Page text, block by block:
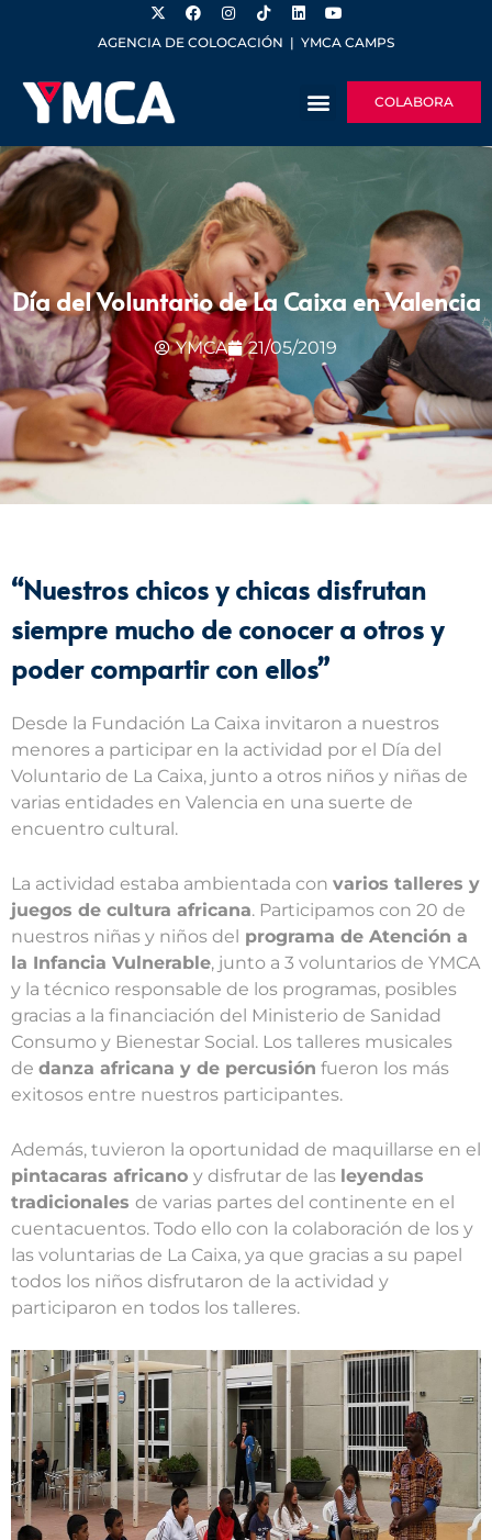
AGENCIA DE COLOCACIÓN | YMCA CAMPS
COLABORA
Día del Voluntario de La Caixa en Valencia
YMCA 21/05/2019
“Nuestros chicos y chicas disfrutan
siempre mucho de conocer a otros y
poder compartir con ellos”
Desde la Fundación La Caixa invitaron a nuestros
menores a participar en la actividad por el Día del
Voluntario de La Caixa, junto a otros niños y niñas de
varias entidades en Valencia en una suerte de
encuentro cultural.
La actividad estaba ambientada con varios talleres y
juegos de cultura africana. Participamos con 20 de
nuestros niñas y niños del programa de Atención a
la Infancia Vulnerable, junto a 3 voluntarios de YMCA
y la técnico responsable de los programas, posibles
gracias a la financiación del Ministerio de Sanidad
Consumo y Bienestar Social. Los talleres musicales
de danza africana y de percusión fueron los más
exitosos entre nuestros participantes.
Además, tuvieron la oportunidad de maquillarse en el
pintacaras africano y disfrutar de las leyendas
tradicionales de varias partes del continente en el
cuentacuentos. Todo ello con la colaboración de los y
las voluntarias de La Caixa, ya que gracias a su papel
todos los niños disfrutaron de la actividad y
participaron en todos los talleres.